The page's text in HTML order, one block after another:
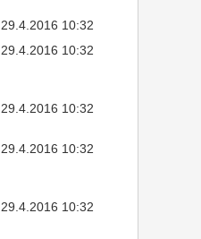
29.4.2016 10:32
29.4.2016 10:32
29.4.2016 10:32
29.4.2016 10:32
29.4.2016 10:32